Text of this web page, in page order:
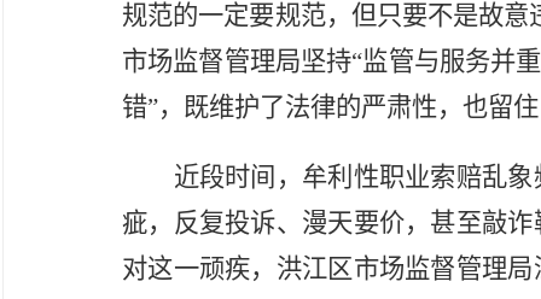
规范的一定要规范，但只要不是故
市场监督管理局坚持“监管与服务并
错”，既维护了法律的严肃性，也留
近段时间，牟利性职业索赔乱
疵，反复投诉、漫天要价，甚至敲
对这一顽疾，洪江区市场监督管理